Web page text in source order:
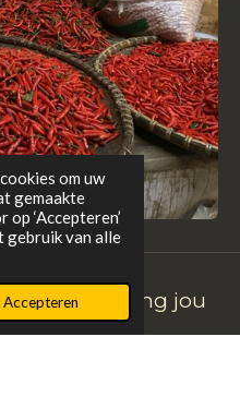
om uw
gemaakte
‘Accepteren’
gebruik van alle
Accepteren
jou
helpen?